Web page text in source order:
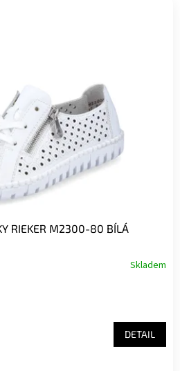
RIEKER M2300-80 BÍLÁ
Skladem
DETAIL